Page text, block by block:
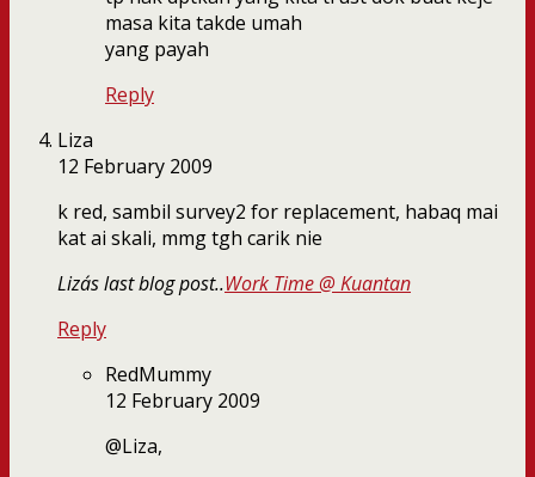
masa kita takde umah
yang payah
Reply
Liza
12 February 2009
k red, sambil survey2 for replacement, habaq mai
kat ai skali, mmg tgh carik nie
Liza´s last blog post..Work Time @ Kuantan
Reply
RedMummy
12 February 2009
@Liza,